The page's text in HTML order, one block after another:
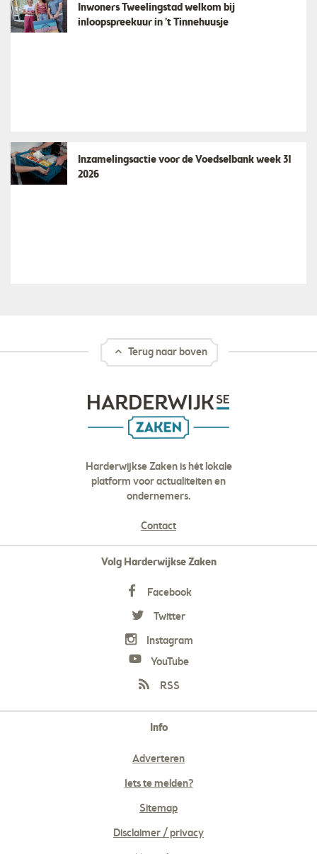
Inwoners Tweelingstad welkom bij
inloopspreekuur in ’t Tinnehuusje
Inzamelingsactie voor de Voedselbank week 31
2026
Terug naar boven
Harderwijkse Zaken is hét lokale
platform voor actualiteiten en
ondernemers.
Contact
Volg Harderwijkse Zaken
Facebook
Twitter
Instagram
YouTube
RSS
Info
Adverteren
Iets te melden?
Sitemap
Disclaimer / privacy